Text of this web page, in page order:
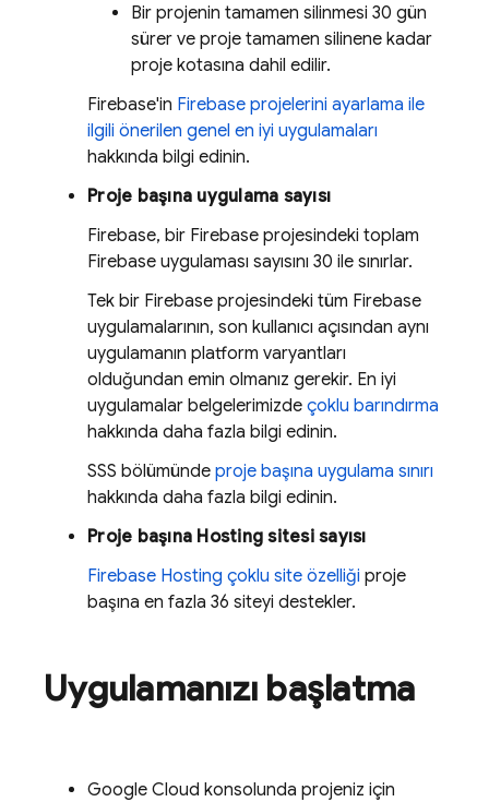
Bir projenin tamamen silinmesi 30 gün
sürer ve proje tamamen silinene kadar
proje kotasına dahil edilir.
Firebase'in Firebase projelerini ayarlama ile
ilgili önerilen genel en iyi uygulamaları
hakkında bilgi edinin.
Proje başına uygulama sayısı
Firebase, bir Firebase projesindeki toplam
Firebase uygulaması sayısını 30 ile sınırlar.
Tek bir Firebase projesindeki tüm Firebase
uygulamalarının, son kullanıcı açısından aynı
uygulamanın platform varyantları
olduğundan emin olmanız gerekir. En iyi
uygulamalar belgelerimizde çoklu barındırma
hakkında daha fazla bilgi edinin.
SSS bölümünde proje başına uygulama sınırı
hakkında daha fazla bilgi edinin.
Proje başına Hosting sitesi sayısı
Firebase Hosting çoklu site özelliği proje
başına en fazla 36 siteyi destekler.
Uygulamanızı başlatma
Google Cloud konsolunda projeniz için